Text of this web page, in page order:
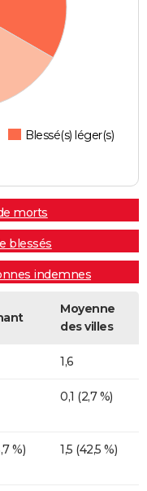
Blessé(s) léger(s)
morts
blessés
indemnes
Moyenne
des villes
1,6
0,1 (2,7 %)
%) 1,5 (42,5 %)